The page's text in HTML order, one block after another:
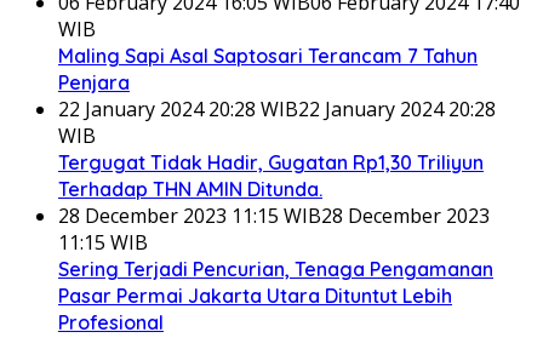
WIB
Maling Sapi Asal Saptosari Terancam 7 Tahun
Penjara
22 January 2024 20:28 WIB22 January 2024 20:28
WIB
Tergugat Tidak Hadir, Gugatan Rp1,30 Triliyun
Terhadap THN AMIN Ditunda.
28 December 2023 11:15 WIB28 December 2023
11:15 WIB
Sering Terjadi Pencurian, Tenaga Pengamanan
Pasar Permai Jakarta Utara Dituntut Lebih
Profesional